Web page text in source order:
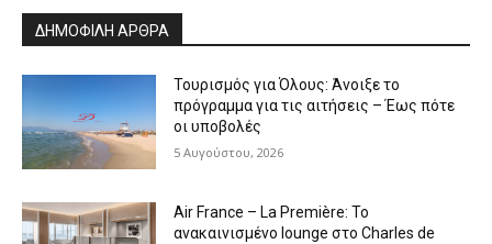
ΔΗΜΟΦΙΛΗ ΑΡΘΡΑ
Τουρισμός για Όλους: Άνοιξε το
πρόγραμμα για τις αιτήσεις – Έως πότε
οι υποβολές
5 Αυγούστου, 2026
Air France – La Première: Το
ανακαινισμένο lounge στο Charles de